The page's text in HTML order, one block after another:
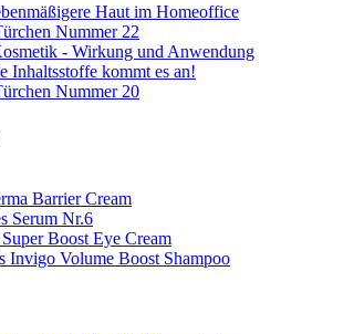
Haut im Homeoffice
Nummer 22
- Wirkung und Anwendung
Inhaltsstoffe kommt es an!
Nummer 20
Barrier Cream
Serum Nr.6
Boost Eye Cream
Invigo Volume Boost Shampoo